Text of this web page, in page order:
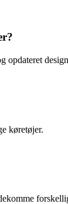
opdateret
køretøjer.